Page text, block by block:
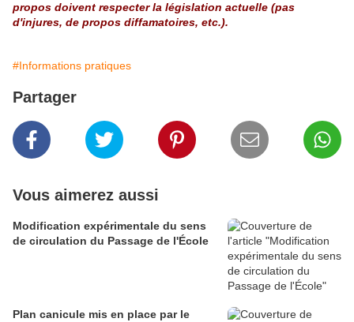
propos doivent respecter la législation actuelle (pas
d'injures, de propos diffamatoires, etc.).
#Informations pratiques
Partager
Vous aimerez aussi
Modification expérimentale du sens
de circulation du Passage de l'École
Plan canicule mis en place par le